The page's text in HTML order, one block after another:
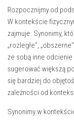
Rozpocznijmy od
W kontekście
zajmuje. Synonimy,
„rozległe”,
ze sobą inne odcienie
sugerować większą
się bardziej do
zależności od
Synonimy w